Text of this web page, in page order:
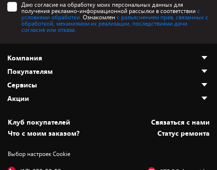
Даю согласие на обработку моих персональных данных для
получения рекламно-информационной рассылки в соответствии с
условиями обработки. Ознакомлен с разъяснением прав, связанных с
обработкой, механизмом их реализации, последствиями дачи
согласия или отказа.
Компания
О нас
Адреса магазинов
Новости
Статьи и обзоры
Вакансии
Дай пять добру!
Покупателям
Как сделать заказ
Оплата и доставка
Безналичный расчёт
Обмен и возврат товара
Обработка персональных данных
Сервисы
Установка техники
Для игровых консолей
Для мобильных устройств
Акции
Скидки и промокоды
Белорусские товары
Бонусы
Клуб покупателей
Cвязаться с нами
Что с моим заказом?
Статус ремонта
Выбор настроек Cookie